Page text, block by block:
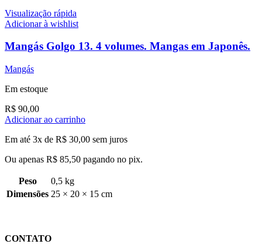
Visualização rápida
Adicionar à wishlist
Mangás Golgo 13. 4 volumes. Mangas em Japonês.
Mangás
Em estoque
R$ 90,00
Adicionar ao carrinho
Em até 3x de R$ 30,00 sem juros
Ou apenas R$ 85,50 pagando no pix.
Peso
0,5 kg
Dimensões 25 × 20 × 15 cm
CONTATO